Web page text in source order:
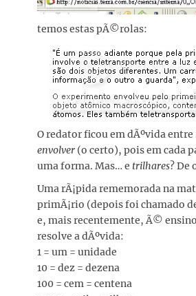
temos estas pÃ©rolas:
O redator ficou em dÃºvida entre
envolver (o certo), pois em cada
uma forma. Mas… e trilhares? De
Uma rÃ¡pida rememorada na
primÃ¡rio (depois foi chamado
e, mais recentemente, Ã©
resolve a dÃºvida:
1 = um = unidade
10 = dez = dezena
100 = cem = centena